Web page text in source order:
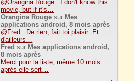
@Orangina Rouge : I don't know this
movie, but if it's…
Orangina Rouge sur Mes
applications android, 8 mois après
@Fred : De rien, fait toi plaisir. Et
d'ailleurs…
Fred sur Mes applications android,
8 mois après
Merci pour la liste, même 10 mois
après elle sert…